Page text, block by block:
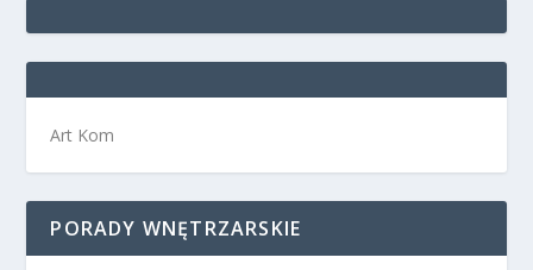
Art Kom
PORADY WNĘTRZARSKIE